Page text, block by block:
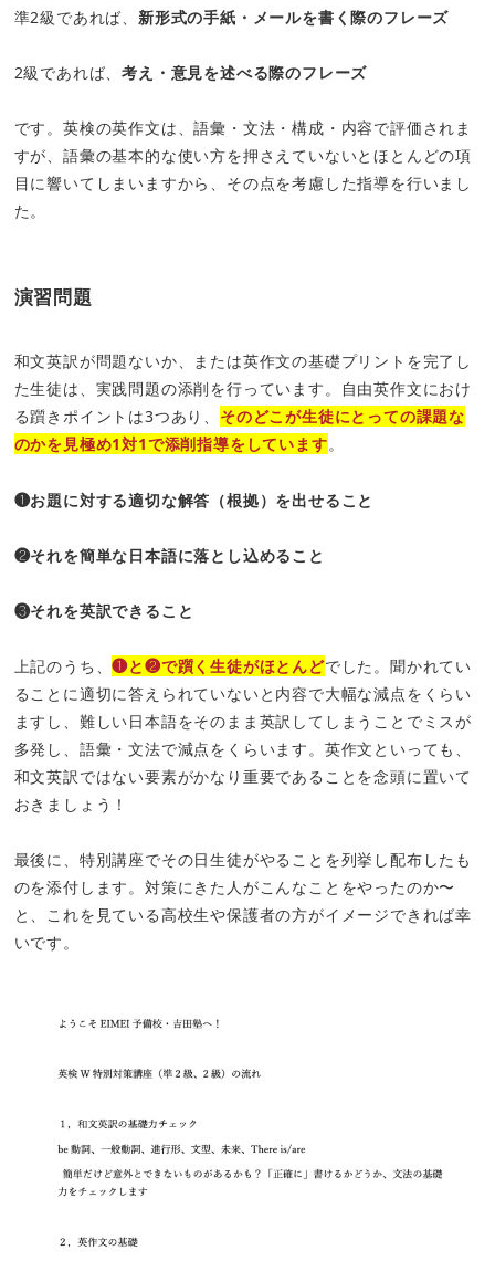
準2級であれば、 新形式の手紙・メールを書く際のフレーズ
2級であれば、考え・意見を述べる際のフレーズ
です。英検の英作文は、語彙・文法・構成・内容で評価されま
すが、語彙の基本的な使い方を押さえていないとほとんどの項
目に響いてしまいますから、その点を考慮した指導を行いまし
た。
演習問題
和文英訳が問題ないか、または英作文の基礎プリントを完了し
た生徒は、実践問題の添削を行っています。自由英作文におけ
る躓きポイントは3つあり、 そのどこが生徒にとっての課題な
のかを見極め1対1で添削指導をしています。
❶お題に対する適切な解答（根拠）を出せること
❷それを簡単な日本語に落とし込めること
❸それを英訳できること
上記のうち、❶と❷で躓く生徒がほとんどでした。聞かれてい
ることに適切に答えられていないと内容で大幅な減点をくらい
ますし、難しい日本語をそのまま英訳してしまうことでミスが
多発し、語彙・文法で減点をくらいます。英作文といっても、
和文英訳ではない要素がかなり重要であることを念頭に置いて
おきましょう！
最後に、特別講座でその日生徒がやることを列挙し配布したも
のを添付します。対策にきた人がこんなことをやったのか〜
と、これを見ている高校生や保護者の方がイメージできれば幸
いです。